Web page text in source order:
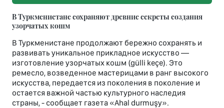
В Туркменистане сохраняют древние секреты создания
узорчатых кошм
В Туркменистане продолжают бережно сохранять и
развивать уникальное прикладное искусство —
изготовление узорчатых кошм (gülli keçe). Это
ремесло, возведенное мастерицами в ранг высокого
искусства, передается из поколения в поколение и
остается важной частью культурного наследия
страны, - сообщает газета «Ahal durmuşy».